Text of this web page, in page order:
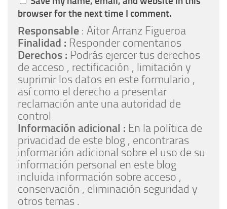
browser for the next time I comment.
Responsable : Aitor Arranz Figueroa
Finalidad : Responder comentarios
Derechos : Podrás ejercer tus derechos
de acceso , rectificación , limitación y
suprimir los datos en este formulario ,
así como el derecho a presentar
reclamación ante una autoridad de
control
Información adicional : En la política de
privacidad de este blog , encontraras
información adicional sobre el uso de su
información personal en este blog
incluida información sobre acceso ,
conservación , eliminación seguridad y
otros temas .